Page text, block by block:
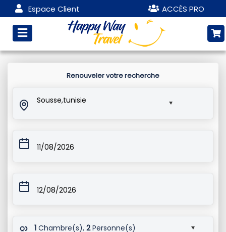
Espace Client ACCÈS PRO
Renouveler votre recherche
Sousse,tunisie
11/08/2026
12/08/2026
1 Chambre(s),2Personne(s)